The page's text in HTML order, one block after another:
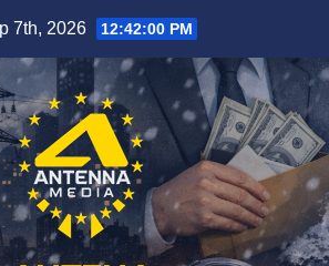
7th, 2026 12:42:01 PM